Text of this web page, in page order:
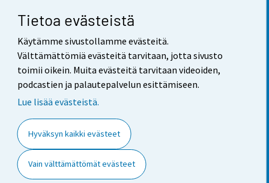
Tietoa evästeistä
Käytämme sivustollamme evästeitä.
Välttämättömiä evästeitä tarvitaan, jotta sivusto
toimii oikein. Muita evästeitä tarvitaan videoiden,
podcastien ja palautepalvelun esittämiseen.
Lue lisää evästeistä.
Hyväksyn kaikki evästeet
Vain välttämättömät evästeet
Yhteystiedot
Palaute
Käyttöehdot
Saavutettavuus
Tietoa sivustosta
Evästeasetukset